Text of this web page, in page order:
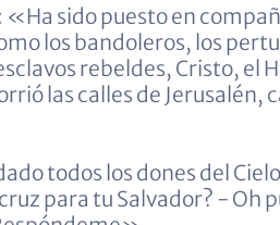
«Ha sido puesto en
los bandoleros, los
rebeldes, Cristo, el
las calles de Jerusalén,
todos los dones del
para tu Salvador? - Oh